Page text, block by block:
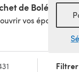
de Boléros